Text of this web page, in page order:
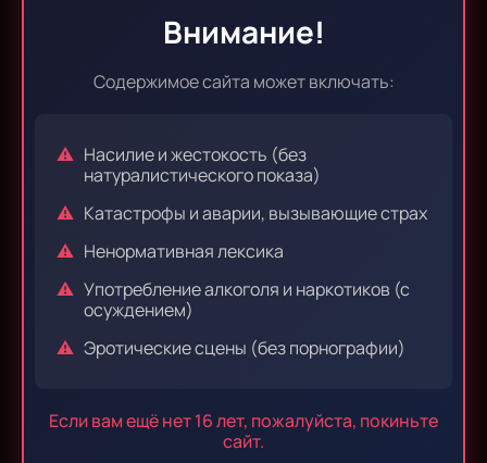
Внимание!
Содержимое сайта может включать:
Насилие и жестокость (без
натуралистического показа)
Катастрофы и аварии, вызывающие страх
Ненормативная лексика
Употребление алкоголя и наркотиков (с
осуждением)
Эротические сцены (без порнографии)
Если вам ещё нет 16 лет, пожалуйста, покиньте
сайт.
Эпизод 12
Эпизод 13 Эпизод 14